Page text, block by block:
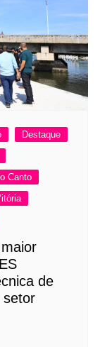
Destaque
Canto
de
setor